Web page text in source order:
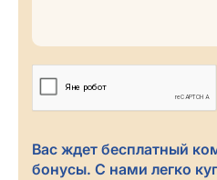
Вас ждет бесплатный
бонусы. С нами легко